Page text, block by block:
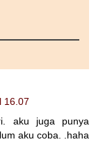
16.07
aku juga punya
aku coba. .haha